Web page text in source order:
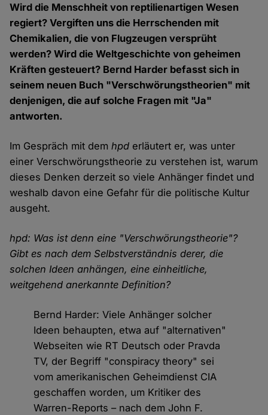
Wird die Menschheit von reptilienartigen Wesen
regiert? Vergiften uns die Herrschenden mit
Chemikalien, die von Flugzeugen versprüht
werden? Wird die Weltgeschichte von geheimen
Kräften gesteuert? Bernd Harder befasst sich in
seinem neuen Buch "Verschwörungstheorien" mit
denjenigen, die auf solche Fragen mit "Ja"
antworten.
Im Gespräch mit demhpd erläutert er, was unter
einer Verschwörungstheorie zu verstehen ist, warum
dieses Denken derzeit so viele Anhänger findet und
weshalb davon eine Gefahr für die politische Kultur
ausgeht.
hpd: Was ist denn eine "Verschwörungstheorie"?
Gibt es nach dem Selbstverständnis derer, die
solchen Ideen anhängen, eine einheitliche,
weitgehend anerkannte Definition?
Bernd Harder: Viele Anhänger solcher
Ideen behaupten, etwa auf "alternativen"
Webseiten wie RT Deutsch oder Pravda
TV, der Begriff "conspiracy theory" sei
vom amerikanischen Geheimdienst CIA
geschaffen worden, um Kritiker des
Warren-Reports – nach dem John F.